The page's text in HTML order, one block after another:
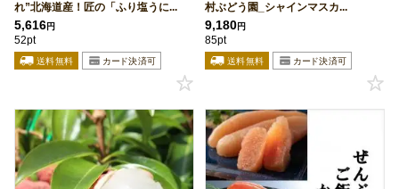
れ”北海道産！匠の「ふり塩うに...
5,616円
52pt
村ぶどう園_シャインマスカ...
9,180円
85pt